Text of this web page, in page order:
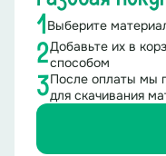
1 Выберите
2Добавьте их в
способом
3После оплаты мы
для скачивания